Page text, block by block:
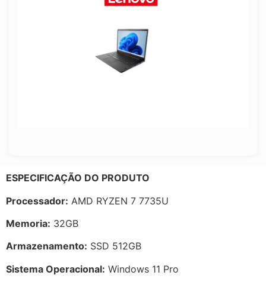
ESPECIFICAÇÃO DO PRODUTO
Processador: AMD RYZEN 7 7735U
Memoria: 32GB
Armazenamento: SSD 512GB
Sistema Operacional: Windows 11 Pro